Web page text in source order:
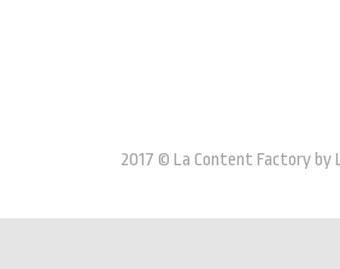
2017 © La Content Factory by